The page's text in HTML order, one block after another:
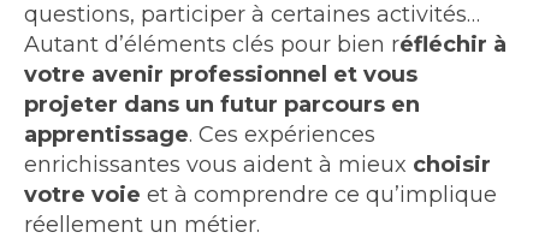
questions, participer à certaines activités…
Autant d’éléments clés pour bien réfléchir à
votre avenir professionnel et vous
projeter dans un futur parcours en
apprentissage. Ces expériences
enrichissantes vous aident à mieux choisir
votre voie et à comprendre ce qu’implique
réellement un métier.